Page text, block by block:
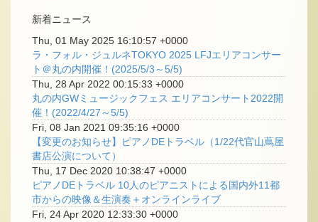
新着ニュース
Thu, 01 May 2025 16:10:57 +0000
ラ・フォル・ジュルネTOKYO 2025 LFJエリアコンサー
ト＠丸の内開催！(2025/5/3～5/5)
Thu, 28 Apr 2022 00:15:33 +0000
丸の内GWミュージックフェス エリアコンサート2022開
催！(2022/4/27～5/5)
Fri, 08 Jan 2021 09:35:16 +0000
【変更のお知らせ】ピアノDEトラベル（1/22代官山蔦屋
書店公演について）
Thu, 17 Dec 2020 10:38:47 +0000
ピアノDEトラベル 10人のピアニストによる国内外11都
市からの映像＆生演奏＋オンラインライブ
Fri, 24 Apr 2020 12:33:30 +0000